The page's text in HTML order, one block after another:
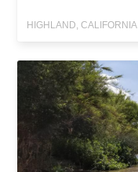
HIGHLAND, CALIFORNIA